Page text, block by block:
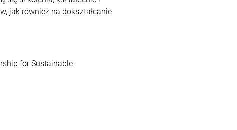
jak również na dokształcanie
for Sustainable